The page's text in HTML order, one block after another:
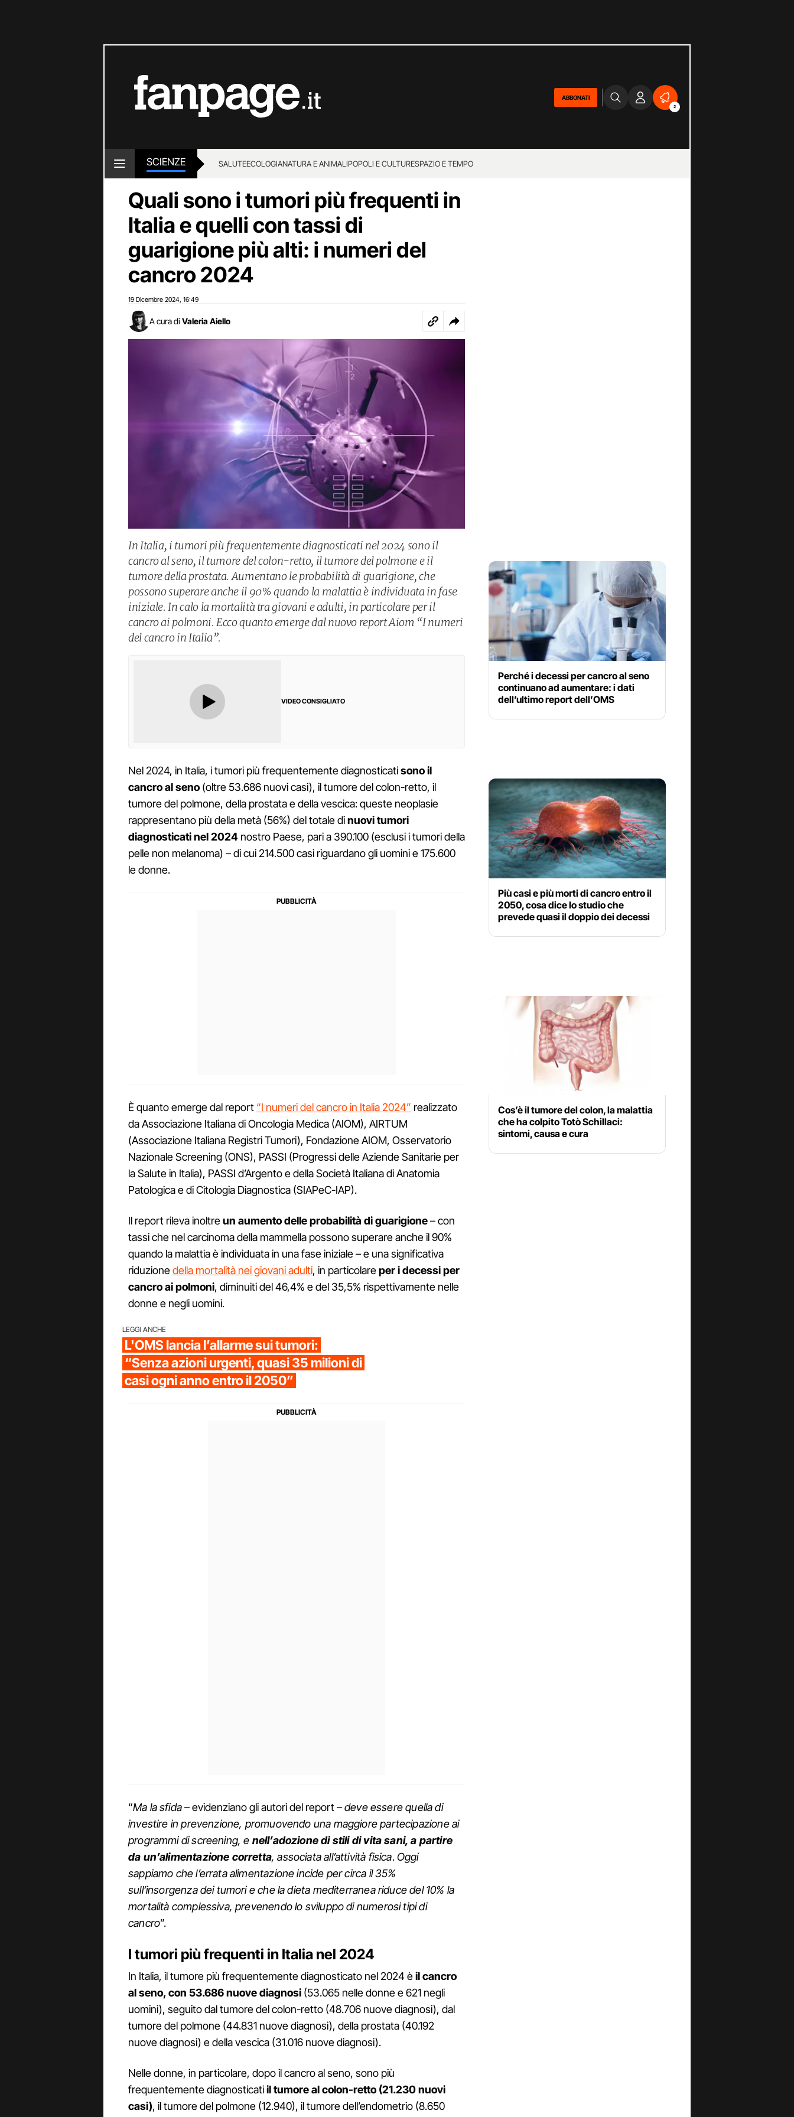
ABBONATI
2
SCIENZE SALUTEECOLOGIANATURA E ANIMALIPOPOLI E CULTURESPAZIO E TEMPO
Quali sono i tumori più frequenti in
Italia e quelli con tassi di
guarigione più alti: i numeri del
cancro 2024
19 Dicembre 2024 16:49
A cura di Valeria Aiello
In Italia, i tumori più frequentemente diagnosticati nel 2024 sono il
cancro al seno, il tumore del colon-retto, il tumore del polmone e il
tumore della prostata. Aumentano le probabilità di guarigione, che
possono superare anche il 90% quando la malattia è individuata in fase
iniziale. In calo la mortalità tra giovani e adulti, in particolare per il
cancro ai polmoni. Ecco quanto emerge dal nuovo report Aiom “I numeri
del cancro in Italia”.
VIDEO CONSIGLIATO
Nel 2024, in Italia, i tumori più frequentemente diagnosticatisono il
cancro al seno (oltre 53.686 nuovi casi), il tumore del colon-retto, il
tumore del polmone, della prostata e della vescica: queste neoplasie
rappresentano più della metà (56%) del totale dinuovi tumori
diagnosticati nel 2024 nostro Paese, pari a 390.100 (esclusi i tumori della
pelle non melanoma) – di cui 214.500 casi riguardano gli uomini e 175.600
le donne.
È quanto emerge dal report “I numeri del cancro in Italia 2024” realizzato
da Associazione Italiana di Oncologia Medica (AIOM), AIRTUM
(Associazione Italiana Registri Tumori), Fondazione AIOM, Osservatorio
Nazionale Screening (ONS), PASSI (Progressi delle Aziende Sanitarie per
la Salute in Italia), PASSI d’Argento e della Società Italiana di Anatomia
Patologica e di Citologia Diagnostica (SIAPeC-IAP).
Il report rileva inoltreun aumento delle probabilità di guarigione– con
tassi che nel carcinoma della mammella possono superare anche il 90%
quando la malattia è individuata in una fase iniziale – e una significativa
riduzionedella mortalità nei giovani adulti, in particolareper i decessi per
cancro ai polmoni, diminuiti del 46,4% e del 35,5% rispettivamente nelle
donne e negli uomini.
LEGGI ANCHE
L'OMS lancia l’allarme sui tumori:
“Senza azioni urgenti, quasi 35 milioni di
casi ogni anno entro il 2050”
“Ma la sfida– evidenziano gli autori del report –deve essere quella di
investire in prevenzione, promuovendo una maggiore partecipazione ai
programmi di screening, e nell’adozione di stili di vita sani, a partire
da un’alimentazione corretta, associata all’attività fisica.Oggi
sappiamo che l’errata alimentazione incide per circa il 35%
sull’insorgenza dei tumori e che la dieta mediterranea riduce del 10% la
mortalità complessiva, prevenendo lo sviluppo di numerosi tipi di
cancro”.
I tumori più frequenti in Italia nel 2024
In Italia, il tumore più frequentemente diagnosticato nel 2024 èil cancro
al seno, con 53.686 nuove diagnosi (53.065 nelle donne e 621 negli
uomini), seguito dal tumore del colon-retto (48.706 nuove diagnosi), dal
tumore del polmone (44.831 nuove diagnosi), della prostata (40.192
nuove diagnosi) e della vescica (31.016 nuove diagnosi).
Nelle donne, in particolare, dopo il cancro al seno, sono più
frequentemente diagnosticatiil tumore al colon-retto (21.230 nuovi
casi), il tumore del polmone (12.940), il tumore dell’endometrio (8.650
Perché i decessi per cancro al seno
continuano ad aumentare: i dati
dell’ultimo report dell’OMS
Più casi e più morti di cancro entro il
2050, cosa dice lo studio che
prevede quasi il doppio dei decessi
Cos’è il tumore del colon, la malattia
che ha colpito Totò Schillaci:
sintomi, causa e cura